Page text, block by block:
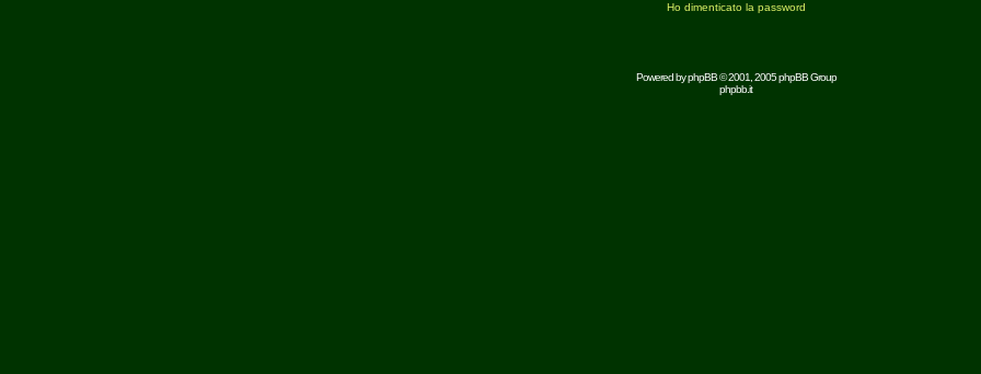
Ho dimenticato la password
Powered byphpBB© 2001, 2005 phpBB Group
phpbb.it